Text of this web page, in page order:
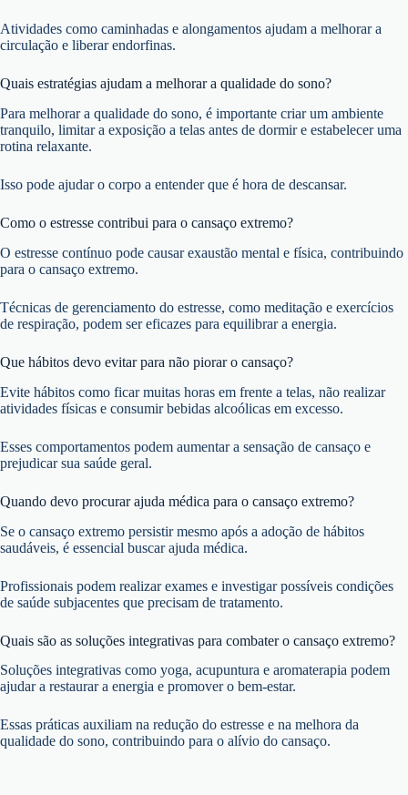
Atividades como caminhadas e alongamentos ajudam a melhorar a
circulação e liberar endorfinas.
Quais estratégias ajudam a melhorar a qualidade do sono?
Para melhorar a qualidade do sono, é importante criar um ambiente
tranquilo, limitar a exposição a telas antes de dormir e estabelecer uma
rotina relaxante.
Isso pode ajudar o corpo a entender que é hora de descansar.
Como o estresse contribui para o cansaço extremo?
O estresse contínuo pode causar exaustão mental e física, contribuindo
para o cansaço extremo.
Técnicas de gerenciamento do estresse, como meditação e exercícios
de respiração, podem ser eficazes para equilibrar a energia.
Que hábitos devo evitar para não piorar o cansaço?
Evite hábitos como ficar muitas horas em frente a telas, não realizar
atividades físicas e consumir bebidas alcoólicas em excesso.
Esses comportamentos podem aumentar a sensação de cansaço e
prejudicar sua saúde geral.
Quando devo procurar ajuda médica para o cansaço extremo?
Se o cansaço extremo persistir mesmo após a adoção de hábitos
saudáveis, é essencial buscar ajuda médica.
Profissionais podem realizar exames e investigar possíveis condições
de saúde subjacentes que precisam de tratamento.
Quais são as soluções integrativas para combater o cansaço extremo?
Soluções integrativas como yoga, acupuntura e aromaterapia podem
ajudar a restaurar a energia e promover o bem-estar.
Essas práticas auxiliam na redução do estresse e na melhora da
qualidade do sono, contribuindo para o alívio do cansaço.